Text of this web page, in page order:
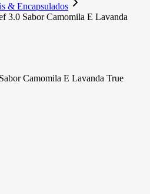
& Encapsulados
3.0 Sabor Camomila E Lavanda
Camomila E Lavanda True